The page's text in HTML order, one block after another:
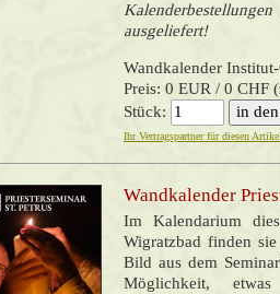
ausgeliefert!
Wandkalender
Preis: 0 EUR / 0 CHF
Stück:
Ihr Vertragspartner für diesen
Wandkalender
Im Kalendarium
Wigratzbad finden
Bild aus dem
Möglichkeit,